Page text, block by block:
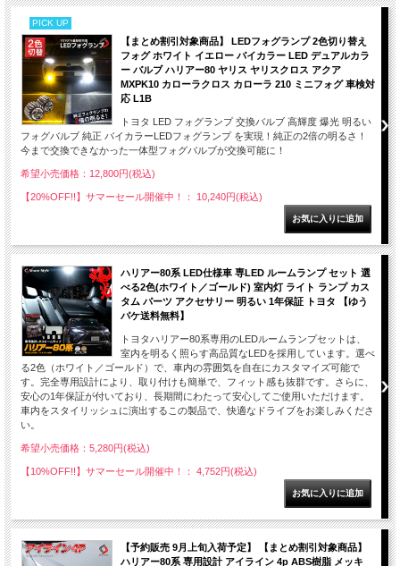
PICK UP
【まとめ割引対象商品】 LEDフォグランプ 2色切り替え
フォグ ホワイト イエロー バイカラー LED デュアルカラ
ー バルブ ハリアー80 ヤリス ヤリスクロス アクア
MXPK10 カローラクロス カローラ 210 ミニフォグ 車検対
応 L1B
トヨタ LED フォグランプ 交換バルブ 高輝度 爆光 明るい
フォグバルブ 純正 バイカラーLEDフォグランプ を実現！純正の2倍の明るさ！
今まで交換できなかった一体型フォグバルブが交換可能に！
希望小売価格：12,800円(税込)
【20%OFF!!】サマーセール開催中！： 10,240円(税込)
ハリアー80系 LED仕様車 専LED ルームランプ セット 選
べる2色(ホワイト／ゴールド) 室内灯 ライト ランプ カス
タム パーツ アクセサリー 明るい 1年保証 トヨタ 【ゆう
パケ送料無料】
トヨタハリアー80系専用のLEDルームランプセットは、
室内を明るく照らす高品質なLEDを採用しています。選べ
る2色（ホワイト／ゴールド）で、車内の雰囲気を自在にカスタマイズ可能で
す。完全専用設計により、取り付けも簡単で、フィット感も抜群です。さらに、
安心の1年保証が付いており、長期間にわたって安心してご使用いただけます。
車内をスタイリッシュに演出するこの製品で、快適なドライブをお楽しみくださ
い。
希望小売価格：5,280円(税込)
【10%OFF!!】サマーセール開催中！： 4,752円(税込)
【予約販売 9月上旬入荷予定】 【まとめ割引対象商品】
ハリアー80系 専用設計 アイライン 4p ABS樹脂 メッキ